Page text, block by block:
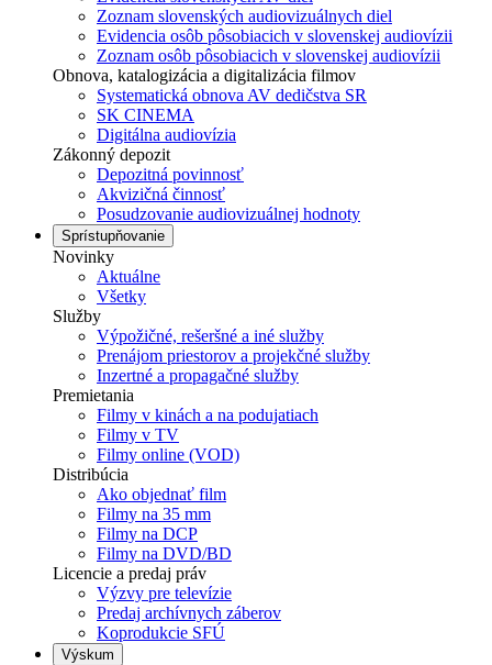
Zoznam slovenských audiovizuálnych diel
Evidencia osôb pôsobiacich v slovenskej audiovízii
Zoznam osôb pôsobiacich v slovenskej audiovízii
Obnova, katalogizácia a digitalizácia filmov
Systematická obnova AV dedičstva SR
SK CINEMA
Digitálna audiovízia
Zákonný depozit
Depozitná povinnosť
Akvizičná činnosť
Posudzovanie audiovizuálnej hodnoty
Sprístupňovanie
Novinky
Aktuálne
Všetky
Služby
Výpožičné, rešeršné a iné služby
Prenájom priestorov a projekčné služby
Inzertné a propagačné služby
Premietania
Filmy v kinách a na podujatiach
Filmy v TV
Filmy online (VOD)
Distribúcia
Ako objednať film
Filmy na 35 mm
Filmy na DCP
Filmy na DVD/BD
Licencie a predaj práv
Výzvy pre televízie
Predaj archívnych záberov
Koprodukcie SFÚ
Výskum